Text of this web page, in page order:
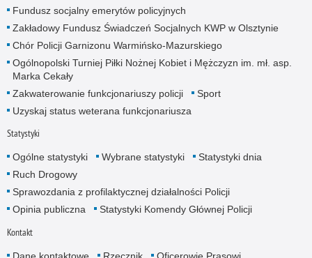
Fundusz socjalny emerytów policyjnych
Zakładowy Fundusz Świadczeń Socjalnych KWP w Olsztynie
Chór Policji Garnizonu Warmińsko-Mazurskiego
Ogólnopolski Turniej Piłki Nożnej Kobiet i Mężczyzn im. mł. asp.
Marka Cekały
Zakwaterowanie funkcjonariuszy policji
Sport
Uzyskaj status weterana funkcjonariusza
Statystyki
Ogólne statystyki Wybrane statystyki
Statystyki dnia
Ruch Drogowy
Sprawozdania z profilaktycznej działalności Policji
Opinia publiczna
Statystyki Komendy Głównej Policji
Kontakt
Dane kontaktowe Rzecznik
Oficerowie Prasowi